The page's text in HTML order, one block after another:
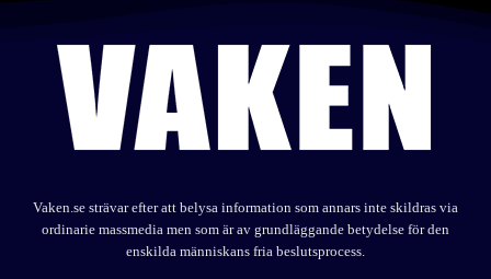
Vaken.se strävar efter att belysa information som annars inte skildras via
ordinarie massmedia men som är av grundläggande betydelse för den
enskilda människans fria beslutsprocess.